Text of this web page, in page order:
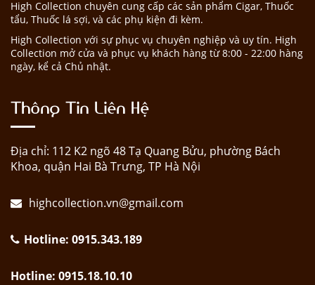
High Collection chuyên cung cấp các sản phẩm Cigar, Thuốc
tẩu, Thuốc lá sợi, và các phụ kiện đi kèm.
High Collection với sự phục vụ chuyên nghiệp và uy tín. High
Collection mở cửa và phục vụ khách hàng từ 8:00 - 22:00 hàng
ngày, kể cả Chủ nhật.
Thông Tin Liên Hệ
Địa chỉ: 112 K2 ngõ 48 Tạ Quang Bửu, phường Bách
Khoa, quận Hai Bà Trưng, TP Hà Nội
highcollection.vn@gmail.com
Hotline: 0915.343.189
Hotline: 0915.18.10.10